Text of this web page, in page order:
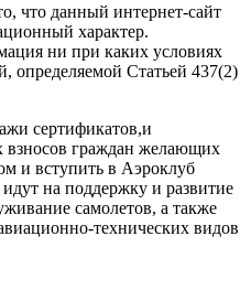
что данный интернет-сайт
характер.
ни при каких условиях
определяемой Статьей 437(2)
сертификатов,и
граждан желающих
и вступить в Аэроклуб
на поддержку и развитие
самолетов, а также
технических видов